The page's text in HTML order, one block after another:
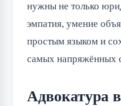
нужны не только
эмпатия, умение
простым языком и
самых напряжённых
Адвокатура